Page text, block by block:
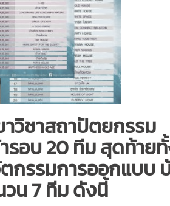
วิชาสถาปัตยกรรม
รอบ 20 ทีม สุดท้าย
กรรมการออกแบบ
วน 7 ทีม ดังนี้